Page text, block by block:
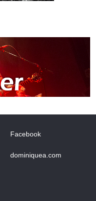
Facebook
dominiquea.com